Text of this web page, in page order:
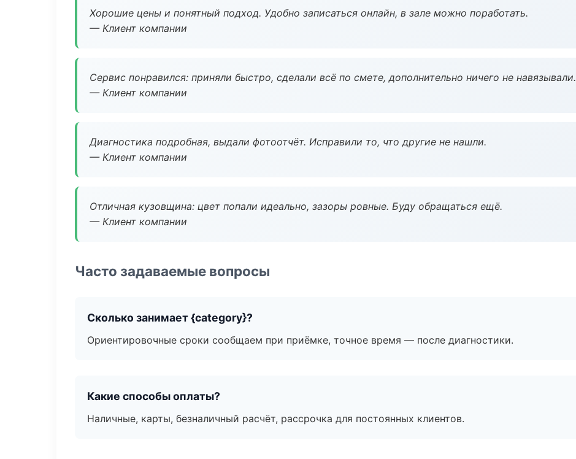
Хорошие цены и понятный подход. Удобно записаться онлайн, в зале можно поработать.
— Клиент компании
Сервис понравился: приняли быстро, сделали всё по смете, дополнительно ничего не навязывали.
— Клиент компании
Диагностика подробная, выдали фотоотчёт. Исправили то, что другие не нашли.
— Клиент компании
Отличная кузовщина: цвет попали идеально, зазоры ровные. Буду обращаться ещё.
— Клиент компании
Часто задаваемые вопросы
Сколько занимает {category}?
Ориентировочные сроки сообщаем при приёмке, точное время — после диагностики.
Какие способы оплаты?
Наличные, карты, безналичный расчёт, рассрочка для постоянных клиентов.